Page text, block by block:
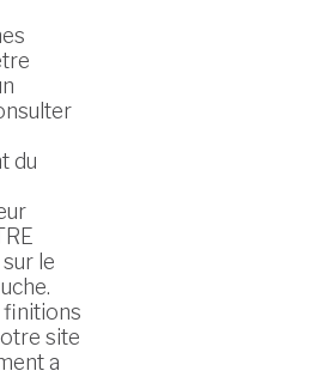
du
le
finitions
site
a